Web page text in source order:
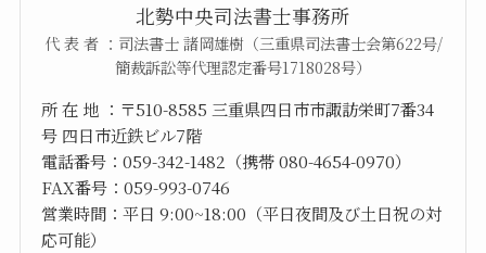
北勢中央司法書士事務所
代 表 者 ：司法書士 諸岡雄樹（三重県司法書士会第622号/
簡裁訴訟等代理認定番号1718028号）
所 在 地 ：〒510-8585 三重県四日市市諏訪栄町7番34
号 四日市近鉄ビル7階
電話番号：059-342-1482（携帯 080-4654-0970）
FAX番号：059-993-0746
営業時間：平日 9:00~18:00（平日夜間及び土日祝の対
応可能）